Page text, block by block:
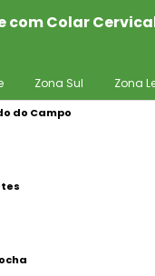
com Colar
Zona Sul Zona
do Campo